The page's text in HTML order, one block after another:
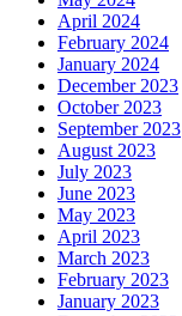
April 2024
February 2024
January 2024
December 2023
October 2023
September 2023
August 2023
July 2023
June 2023
May 2023
April 2023
March 2023
February 2023
January 2023